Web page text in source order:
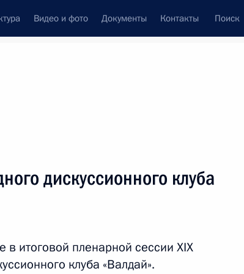
Видео и фото Документы Контакты Поиск
следующие материалы
дискуссионного клуба
в итоговой пленарной сессии XIX
клуба «Валдай».